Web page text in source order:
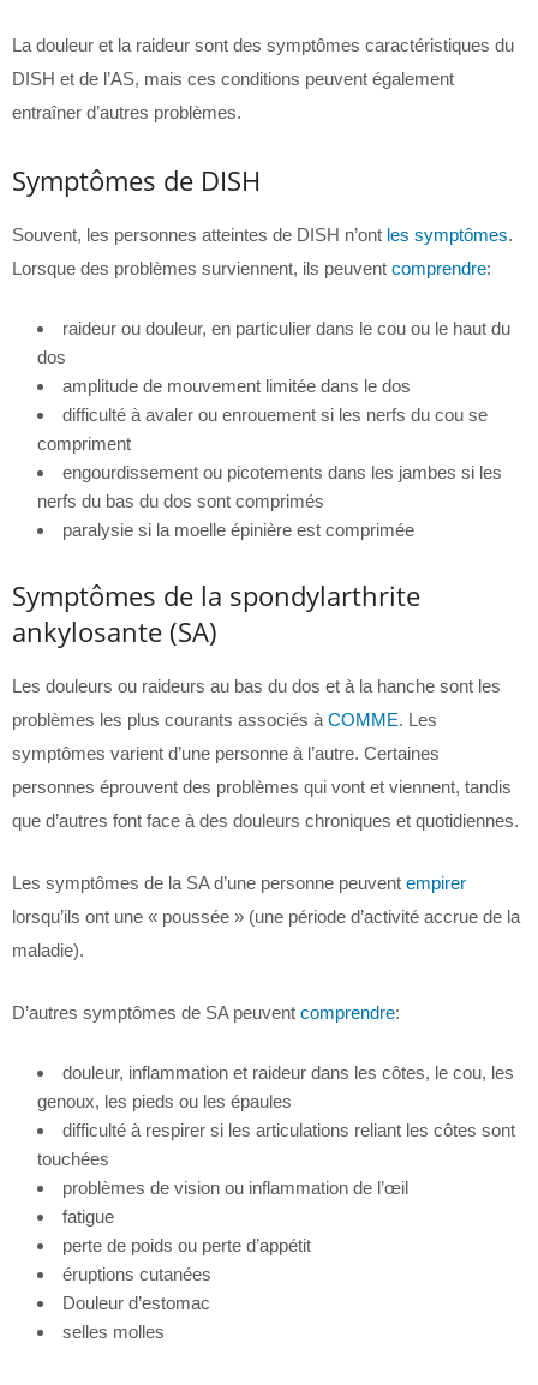
La douleur et la raideur sont des symptômes caractéristiques du
DISH et de l’AS, mais ces conditions peuvent également
entraîner d’autres problèmes.
Symptômes de DISH
Souvent, les personnes atteintes de DISH n’ont les symptômes.
Lorsque des problèmes surviennent, ils peuvent comprendre:
raideur ou douleur, en particulier dans le cou ou le haut du
dos
amplitude de mouvement limitée dans le dos
difficulté à avaler ou enrouement si les nerfs du cou se
compriment
engourdissement ou picotements dans les jambes si les
nerfs du bas du dos sont comprimés
paralysie si la moelle épinière est comprimée
Symptômes de la spondylarthrite
ankylosante (SA)
Les douleurs ou raideurs au bas du dos et à la hanche sont les
problèmes les plus courants associés à COMME. Les
symptômes varient d’une personne à l’autre. Certaines
personnes éprouvent des problèmes qui vont et viennent, tandis
que d’autres font face à des douleurs chroniques et quotidiennes.
Les symptômes de la SA d’une personne peuvent empirer
lorsqu’ils ont une « poussée » (une période d’activité accrue de la
maladie).
D’autres symptômes de SA peuvent comprendre:
douleur, inflammation et raideur dans les côtes, le cou, les
genoux, les pieds ou les épaules
difficulté à respirer si les articulations reliant les côtes sont
touchées
problèmes de vision ou inflammation de l’œil
fatigue
perte de poids ou perte d’appétit
éruptions cutanées
Douleur d’estomac
selles molles